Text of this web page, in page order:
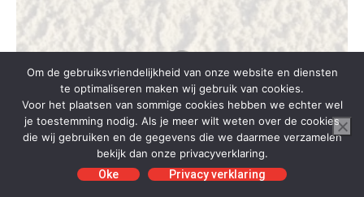
Om de gebruiksvriendelijkheid van onze website en diensten
te optimaliseren maken wij gebruik van cookies.
Voor het plaatsen van sommige cookies hebben we echter wel
je toestemming nodig. Als je meer wilt weten over de cookies
die wij gebruiken en de gegevens die we daarmee verzamelen
bekijk dan onze privacyverklaring.
Oke
Privacy verklaring